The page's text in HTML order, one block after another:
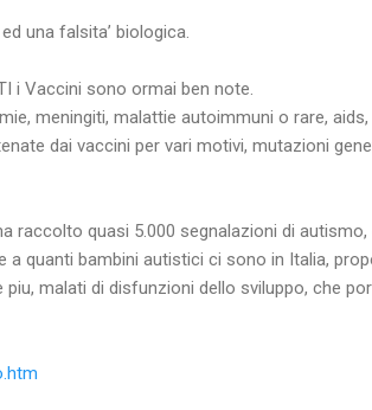
una falsita’ biologica.
i Vaccini sono ormai ben note.
meningiti, malattie autoimmuni o rare,
dai vaccini per vari motivi, mutazioni
raccolto quasi 5.000 segnalazioni di autismo,
a quanti bambini autistici ci sono in Italia,
malati di disfunzioni dello sviluppo, che